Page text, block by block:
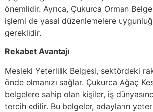
önemlidir. Ayrıca, Çukurca Orman
işlemi de yasal düzenlemelere
gereklidir.
Rekabet Avantajı
Mesleki Yeterlilik Belgesi, sektördeki
önde olmanızı sağlar. Çukurca Ağaç
belgelere sahip olan kişiler, iş
tercih edilir. Bu belgeler, adayların